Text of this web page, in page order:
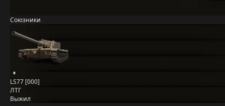
Союзники
LS77 [000]
ЛТГ
Выжил